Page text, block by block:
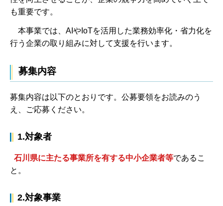
も重要です。
本事業では、AIやIoTを活用した業務効率化・省力化を
行う企業の取り組みに対して支援を行います。
募集内容
募集内容は以下のとおりです。公募要領をお読みのう
え、ご応募ください。
1.対象者
石川県に主たる事業所を有する中小企業者等であるこ
と。
2.対象事業